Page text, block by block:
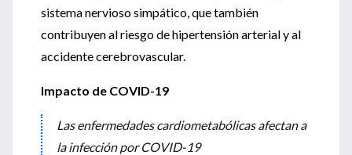
sistema nervioso simpático, que también
contribuyen al riesgo de hipertensión arterial y al
accidente cerebrovascular.
Impacto de COVID-19
Las enfermedades cardiometabólicas afectan a
la infección por COVID-19